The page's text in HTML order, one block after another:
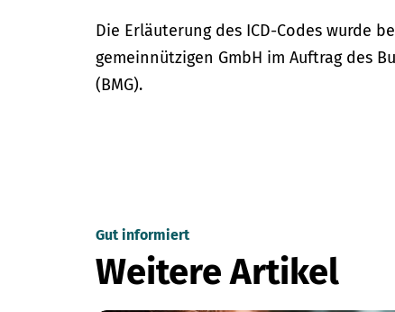
Die Erläuterung des ICD-Codes wurde
gemeinnützigen GmbH im Auftrag des
(BMG).
Gut informiert
Weitere Artikel